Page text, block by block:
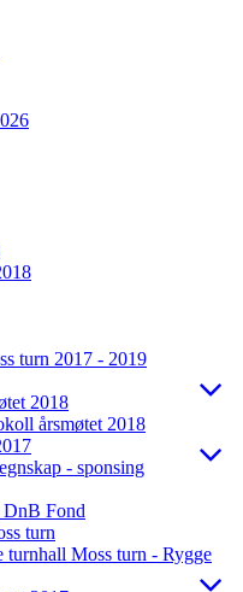
turn 2017 - 2019
2018
årsmøtet 2018
- sponsing
DnB Fond
turn
turnhall Moss turn - Rygge